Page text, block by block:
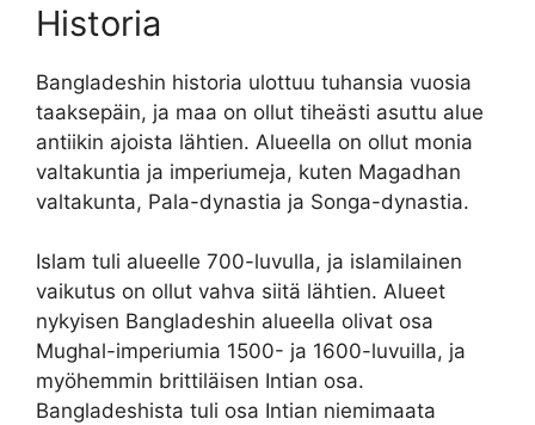
Historia
Bangladeshin historia ulottuu tuhansia vuosia
taaksepäin, ja maa on ollut tiheästi asuttu alue
antiikin ajoista lähtien. Alueella on ollut monia
valtakuntia ja imperiumeja, kuten Magadhan
valtakunta, Pala-dynastia ja Songa-dynastia.
Islam tuli alueelle 700-luvulla, ja islamilainen
vaikutus on ollut vahva siitä lähtien. Alueet
nykyisen Bangladeshin alueella olivat osa
Mughal-imperiumia 1500- ja 1600-luvuilla, ja
myöhemmin brittiläisen Intian osa.
Bangladeshista tuli osa Intian niemimaata